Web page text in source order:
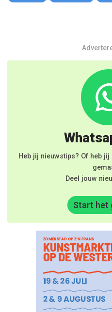
Heb jij nieuwstips? Of heb
Deel jouw
Start het